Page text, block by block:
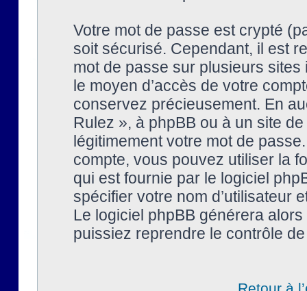
Votre mot de passe est crypté
soit sécurisé. Cependant, il est
mot de passe sur plusieurs
le moyen d’accès de votre
conservez précieusement. En
Rulez », à phpBB ou à un site
légitimement votre mot de
compte, vous pouvez utiliser la
qui est fournie par le logiciel
spécifier votre nom d’utilisateur
Le logiciel phpBB générera
puissiez reprendre le contrôle